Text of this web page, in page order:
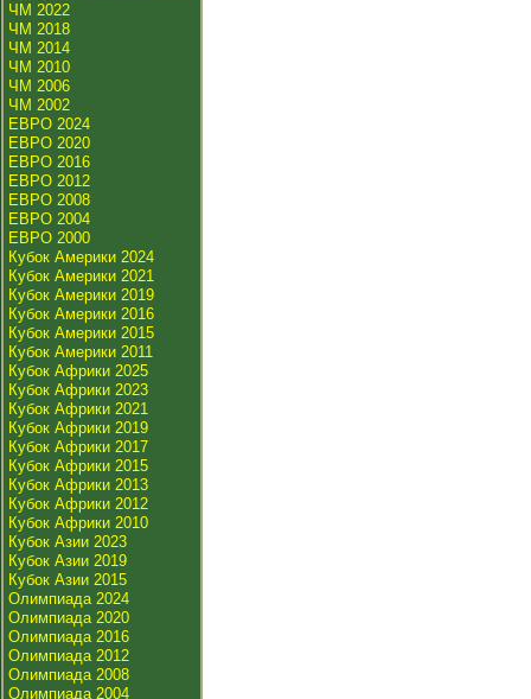
ЧМ 2022
ЧМ 2018
ЧМ 2014
ЧМ 2010
ЧМ 2006
ЧМ 2002
ЕВРО 2024
ЕВРО 2020
ЕВРО 2016
ЕВРО 2012
ЕВРО 2008
ЕВРО 2004
ЕВРО 2000
Кубок Америки 2024
Кубок Америки 2021
Кубок Америки 2019
Кубок Америки 2016
Кубок Америки 2015
Кубок Америки 2011
Кубок Африки 2025
Кубок Африки 2023
Кубок Африки 2021
Кубок Африки 2019
Кубок Африки 2017
Кубок Африки 2015
Кубок Африки 2013
Кубок Африки 2012
Кубок Африки 2010
Кубок Азии 2023
Кубок Азии 2019
Кубок Азии 2015
Олимпиада 2024
Олимпиада 2020
Олимпиада 2016
Олимпиада 2012
Олимпиада 2008
Олимпиада 2004